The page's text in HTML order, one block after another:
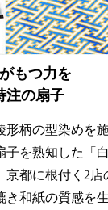
もつ力を
注の扇子
形柄の型染めを
子を熟知した「
京都に根付く2
き和紙の質感を